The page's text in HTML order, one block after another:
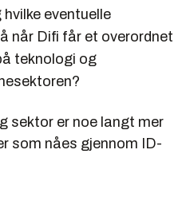
eventuelle
når Difi får et overordnet
teknologi og
sektor er noe langt mer
som nåes gjennom ID-